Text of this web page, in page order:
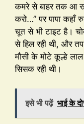
कमरे से बाहर तक आ
करो…” पर पापा कहाँ
चूत से भी टाइट है।
से हिल रही थी, और
मौसी के मोटे कूल्हे
सिसक रही थी।
इसे भी पढ़ें भाई के